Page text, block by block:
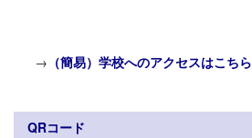
→ （簡易）学校へのアクセスはこちら
QRコード